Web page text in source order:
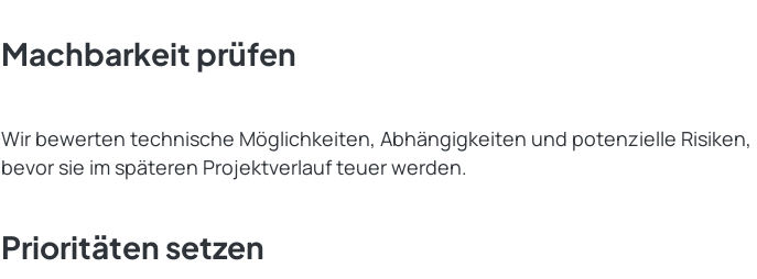
Machbarkeit prüfen
Wir bewerten technische Möglichkeiten, Abhängigkeiten und potenzielle Risiken,
bevor sie im späteren Projektverlauf teuer werden.
Prioritäten setzen